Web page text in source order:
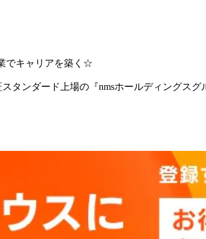
でキャリアを築く☆
スタンダード上場の『nmsホールディング